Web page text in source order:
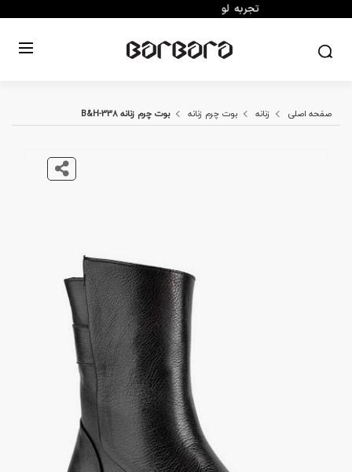
صفحه اصلی زنانه بوت چرم زنانه بوت چرم زنانه B&H-338